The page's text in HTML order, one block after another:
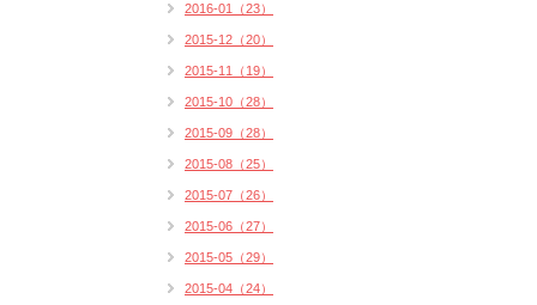
2016-01（23）
2015-12（20）
2015-11（19）
2015-10（28）
2015-09（28）
2015-08（25）
2015-07（26）
2015-06（27）
2015-05（29）
2015-04（24）